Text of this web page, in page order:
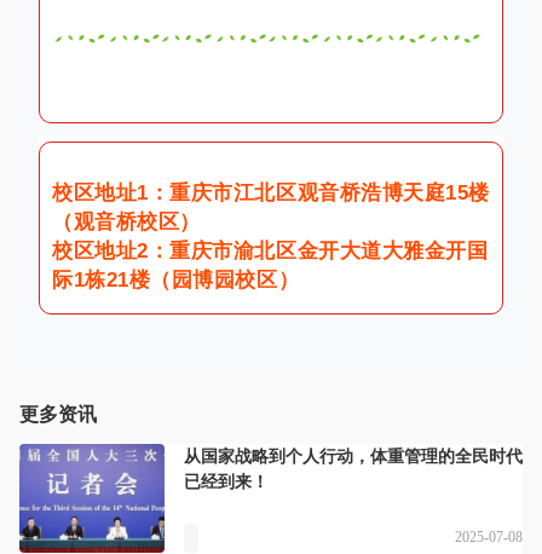
校区地址1：重庆市江北区观音桥浩博天庭15楼
（观音桥校区）
校区地址2：重庆市渝北区金开大道大雅金开国
际1栋21楼（园博园校区）
更多资讯
从国家战略到个人行动，体重管理的全民时代
已经到来！
2025-07-08